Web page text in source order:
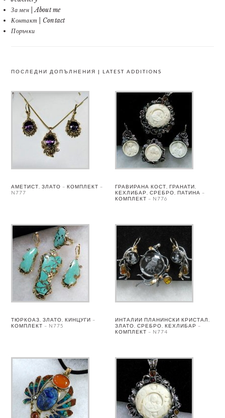
За мен | About me
Контакт | Contact
Поръчки
ПОСЛЕДНИ ДОПЪЛНЕНИЯ | LATEST ADDITIONS
АМЕТИСТ, ЗЛАТО – КОМПЛЕКТ –
N777
ГРАВИРАНА КОСТ, ГРАНАТИ,
КЕХЛИБАР, СРЕБРО, ПАТИНА –
КОМПЛЕКТ – N776
ТЮРКОАЗ, ЗЛАТО, КИНЦУГИ –
КОМПЛЕКТ – N775
ИНТАЛИИ ПЛАНИНСКИ КРИСТАЛ,
ЗЛАТО, СРЕБРО, КЕХЛИБАР –
КОМПЛЕКТ – N774